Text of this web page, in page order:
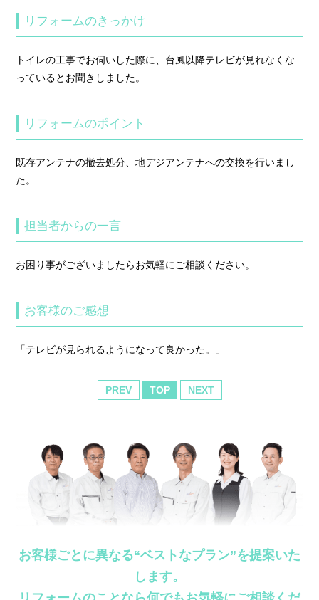
リフォームのきっかけ
トイレの工事でお伺いした際に、台風以降テレビが見れなくな
っているとお聞きしました。
リフォームのポイント
既存アンテナの撤去処分、地デジアンテナへの交換を行いまし
た。
担当者からの一言
お困り事がございましたらお気軽にご相談ください。
お客様のご感想
「テレビが見られるようになって良かった。」
PREV TOP NEXT
お客様ごとに異なる“ベストなプラン”を提案いた
します。